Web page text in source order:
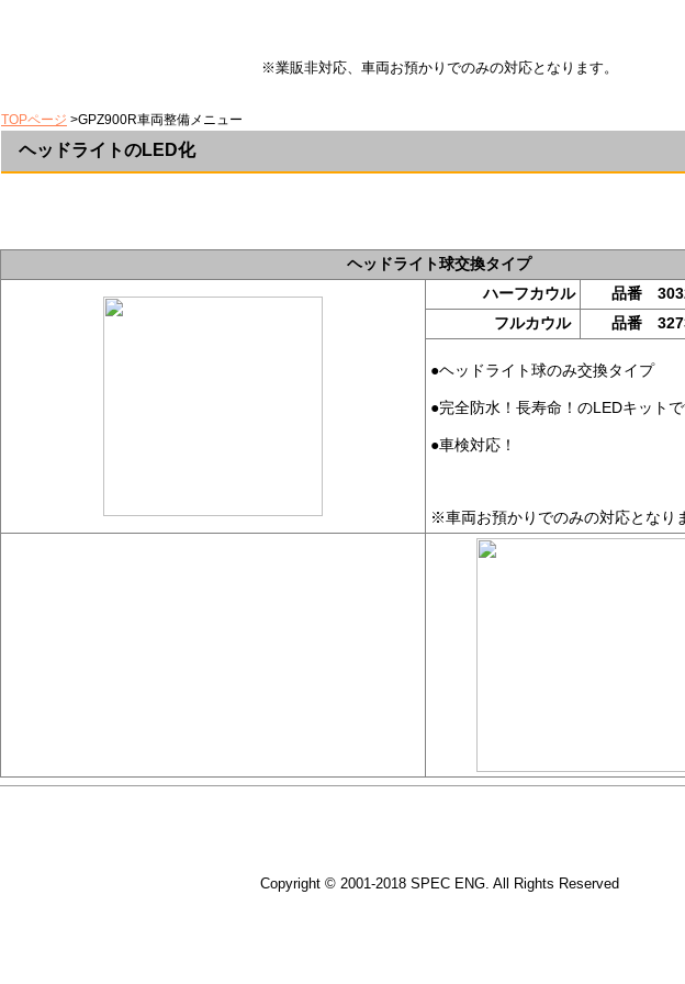
※業販非対応、車両お預かりでのみの対応となります。
TOPページ >GPZ900R車両整備メニュー
ヘッドライトのLED化
ヘッドライト球交換タイプ
ハーフカウル
品番
フルカウル
品番
●ヘッドライト球のみ交換タイプ
●完全防水！長寿命！のLEDキット
●車検対応！
※車両お預かりでのみの対応となり
Copyright © 2001-2018 SPEC ENG. All Rights Reserved